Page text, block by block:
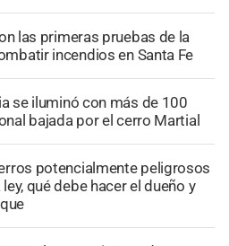
las primeras pruebas de la
incendios en Santa Fe
se iluminó con más de 100
bajada por el cerro Martial
potencialmente peligrosos
qué debe hacer el dueño y